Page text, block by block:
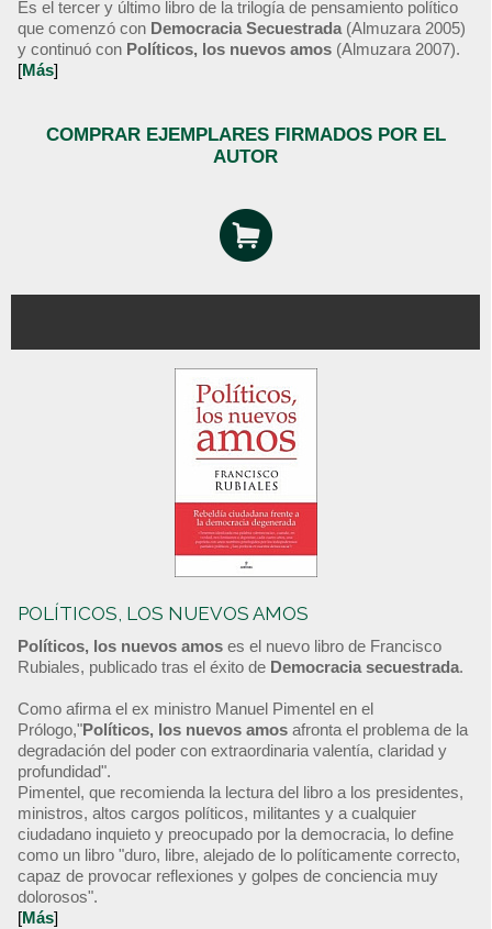
Es el tercer y último libro de la trilogía de pensamiento político
que comenzó con Democracia Secuestrada (Almuzara 2005)
y continuó con Políticos, los nuevos amos (Almuzara 2007).
[Más]
COMPRAR EJEMPLARES FIRMADOS POR EL
AUTOR
POLÍTICOS, LOS NUEVOS AMOS
Políticos, los nuevos amos es el nuevo libro de Francisco
Rubiales, publicado tras el éxito de Democracia secuestrada.
Como afirma el ex ministro Manuel Pimentel en el
Prólogo,"Políticos, los nuevos amos afronta el problema de la
degradación del poder con extraordinaria valentía, claridad y
profundidad".
Pimentel, que recomienda la lectura del libro a los presidentes,
ministros, altos cargos políticos, militantes y a cualquier
ciudadano inquieto y preocupado por la democracia, lo define
como un libro "duro, libre, alejado de lo políticamente correcto,
capaz de provocar reflexiones y golpes de conciencia muy
dolorosos".
[Más]